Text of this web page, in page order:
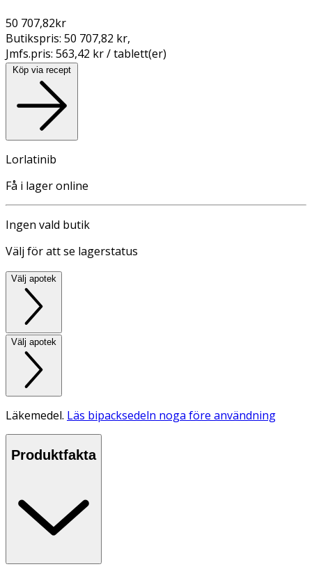
50 707,82kr
Butikspris: 50 707,82 kr,
Jmfs.pris: 563,42 kr / tablett(er)
Köp via recept
Lorlatinib
Få i lager online
Ingen vald butik
Välj för att se lagerstatus
Välj apotek
Välj apotek
Läkemedel. Läs bipacksedeln noga före användning
Produktfakta